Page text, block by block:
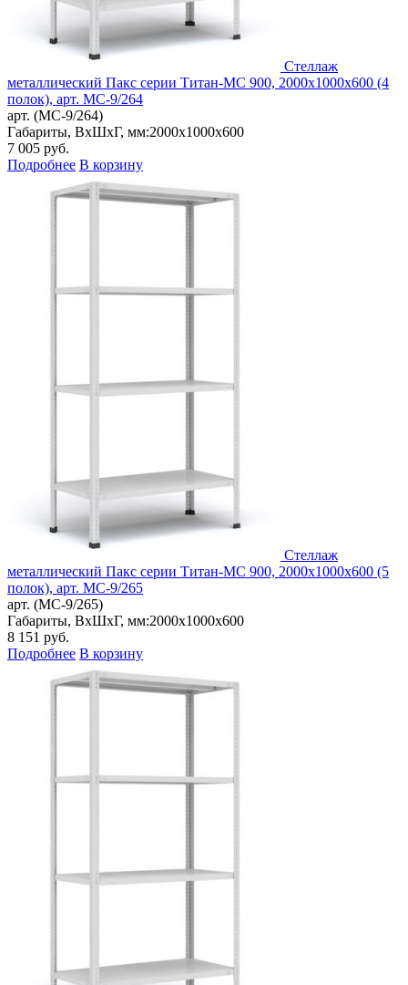
Стеллаж
металлический Пакс серии Титан-МС 900, 2000x1000x600 (4
полок), арт. МС-9/264
арт. (МС-9/264)
Габариты, ВxШxГ, мм:2000x1000x600
7 005 руб.
Подробнее В корзину
Стеллаж
металлический Пакс серии Титан-МС 900, 2000x1000x600 (5
полок), арт. МС-9/265
арт. (МС-9/265)
Габариты, ВxШxГ, мм:2000x1000x600
8 151 руб.
Подробнее В корзину